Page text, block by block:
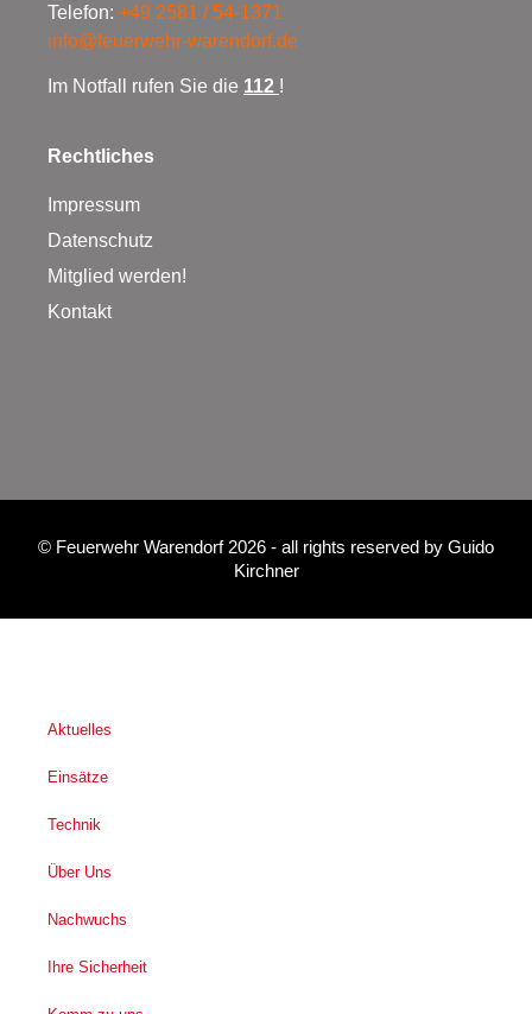
Telefon: +49 2581 / 54-1371
info@feuerwehr-warendorf.de
Im Notfall rufen Sie die 112 !
Rechtliches
Impressum
Datenschutz
Mitglied werden!
Kontakt
© Feuerwehr Warendorf 2026 - all rights reserved by Guido
Kirchner
Aktuelles
Einsätze
Technik
Über Uns
Nachwuchs
Ihre Sicherheit